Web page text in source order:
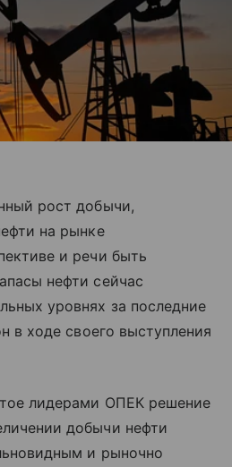
рост добычи,
на рынке
и речи быть
нефти сейчас
уровнях за последние
в ходе своего выступления
лидерами ОПЕК решение
добычи нефти
и рыночно